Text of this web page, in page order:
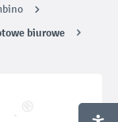
biurowe